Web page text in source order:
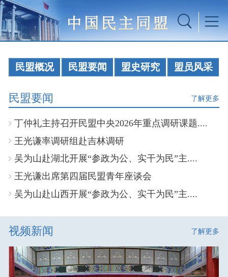
民盟概况 民盟要闻 盟史研究 盟员风采
民盟要闻 了解更多
丁仲礼主持召开民盟中央2026年重点调研课题....
王光谦率调研组赴吉林调研
吴为山赴湖北开展“参政为公、实干为民”主....
王光谦出席第四届民盟青年座谈会
吴为山赴山西开展“参政为公、实干为民”主....
视频新闻 了解更多